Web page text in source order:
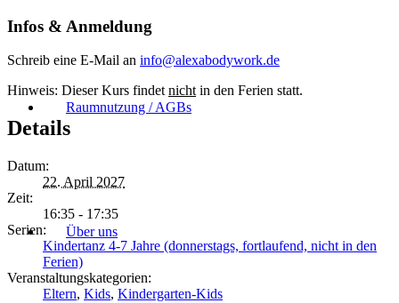
Raumnutzung / AGBs
Über uns
Infos & Anmeldung
Schreib eine E-Mail an info@alexabodywork.de
Hinweis: Dieser Kurs findetnichtin den Ferien statt.
Details
Datum:
22. April 2027
Zeit:
16:35 - 17:35
Serien:
Kindertanz 4-7 Jahre (donnerstags, fortlaufend, nicht in den
Ferien)
Veranstaltungskategorien:
Eltern, Kids, Kindergarten-Kids